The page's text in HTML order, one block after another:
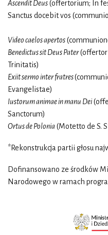
Ascendit Deus(offertorium; In
Sanctus docebit vos
Video caelos apertos
Benedictus sit Deus Pater
Trinitatis)
Exiit sermo inter fratres
Evangelistae)
Iustorum animae in manu Dei
Sanctorum)
Ortus de Polonia(Motetto de S.
*Rekonstrukcja partii głosu
Dofinansowano ze środków
Narodowego w ramach